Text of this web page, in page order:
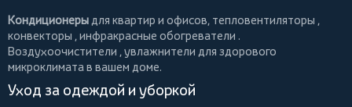
Кондиционерыдля квартир и офисов, тепловентиляторы ,
конвекторы ,инфракрасные обогреватели .
Воздухоочистители , увлажнители для здорового
микроклимата в вашем доме.
Уход за одеждой и уборкой